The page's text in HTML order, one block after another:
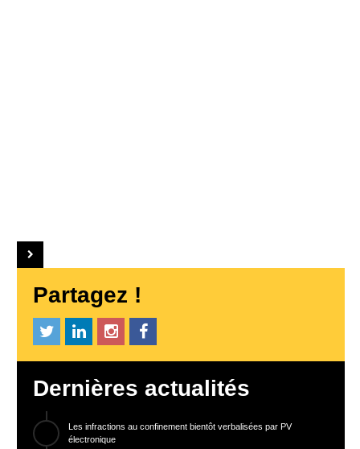
Partagez !
Dernières actualités
Les infractions au confinement bientôt verbalisées par PV
électronique